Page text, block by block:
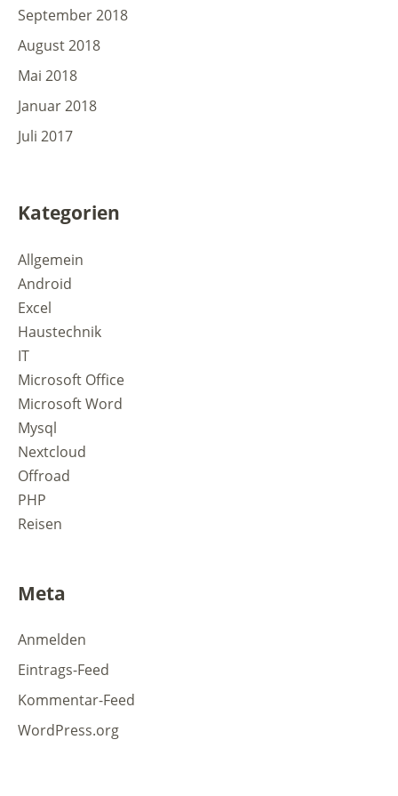
September 2018
August 2018
Mai 2018
Januar 2018
Juli 2017
Kategorien
Allgemein
Android
Excel
Haustechnik
IT
Microsoft Office
Microsoft Word
Mysql
Nextcloud
Offroad
PHP
Reisen
Meta
Anmelden
Eintrags-Feed
Kommentar-Feed
WordPress.org